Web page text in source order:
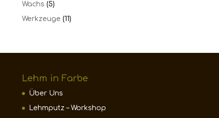
Wachs (5)
Werkzeuge (11)
Lehm in Farbe
Über Uns
Lehmputz – Workshop